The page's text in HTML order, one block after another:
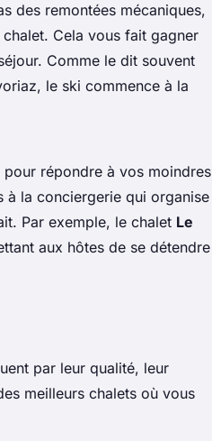
des remontées mécaniques,
Cela vous fait gagner
Comme le dit souvent
le ski commence à la
répondre à vos moindres
à la conciergerie qui organise
Par exemple, le chalet Le
aux hôtes de se détendre
par leur qualité, leur
meilleurs chalets où vous